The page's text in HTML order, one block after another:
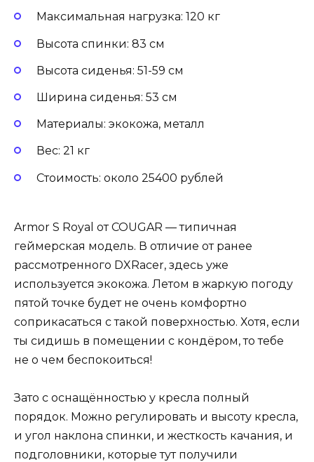
Максимальная нагрузка: 120 кг
Высота спинки: 83 см
Высота сиденья: 51-59 см
Ширина сиденья: 53 см
Материалы: экокожа, металл
Вес: 21 кг
Стоимость: около 25400 рублей
Armor S Royal от COUGAR — типичная
геймерская модель. В отличие от ранее
рассмотренного DXRacer, здесь уже
используется экокожа. Летом в жаркую погоду
пятой точке будет не очень комфортно
соприкасаться с такой поверхностью. Хотя, если
ты сидишь в помещении с кондёром, то тебе
не о чем беспокоиться!
Зато с оснащённостью у кресла полный
порядок. Можно регулировать и высоту кресла,
и угол наклона спинки, и жесткость качания, и
подголовники, которые тут получили